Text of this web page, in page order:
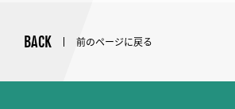
BACK 前のページに戻る